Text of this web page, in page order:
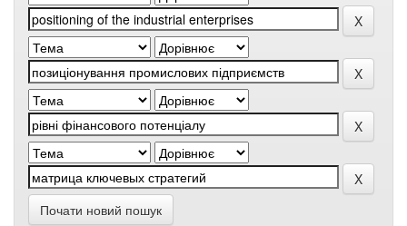
Почати новий пошук